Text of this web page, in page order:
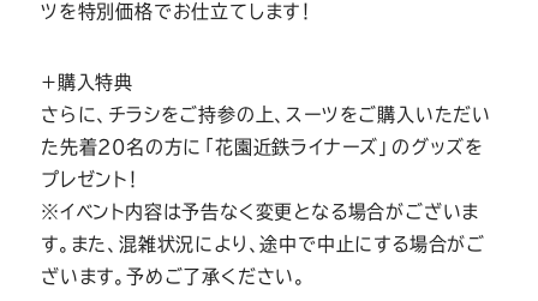
ツを特別価格でお仕立てします！
＋購入特典
さらに、チラシをご持参の上、スーツをご購入いただい
た先着20名の方に「花園近鉄ライナーズ」のグッズを
プレゼント！
※イベント内容は予告なく変更となる場合がございま
す。また、混雑状況により、途中で中止にする場合がご
ざいます。予めご了承ください。